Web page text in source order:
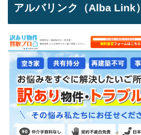
アルバリンク（Alba Link）